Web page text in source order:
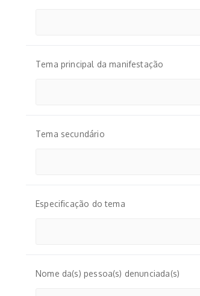
Tema principal da manifestação
Tema secundário
Especificação do tema
Nome da(s) pessoa(s) denunciada(s)